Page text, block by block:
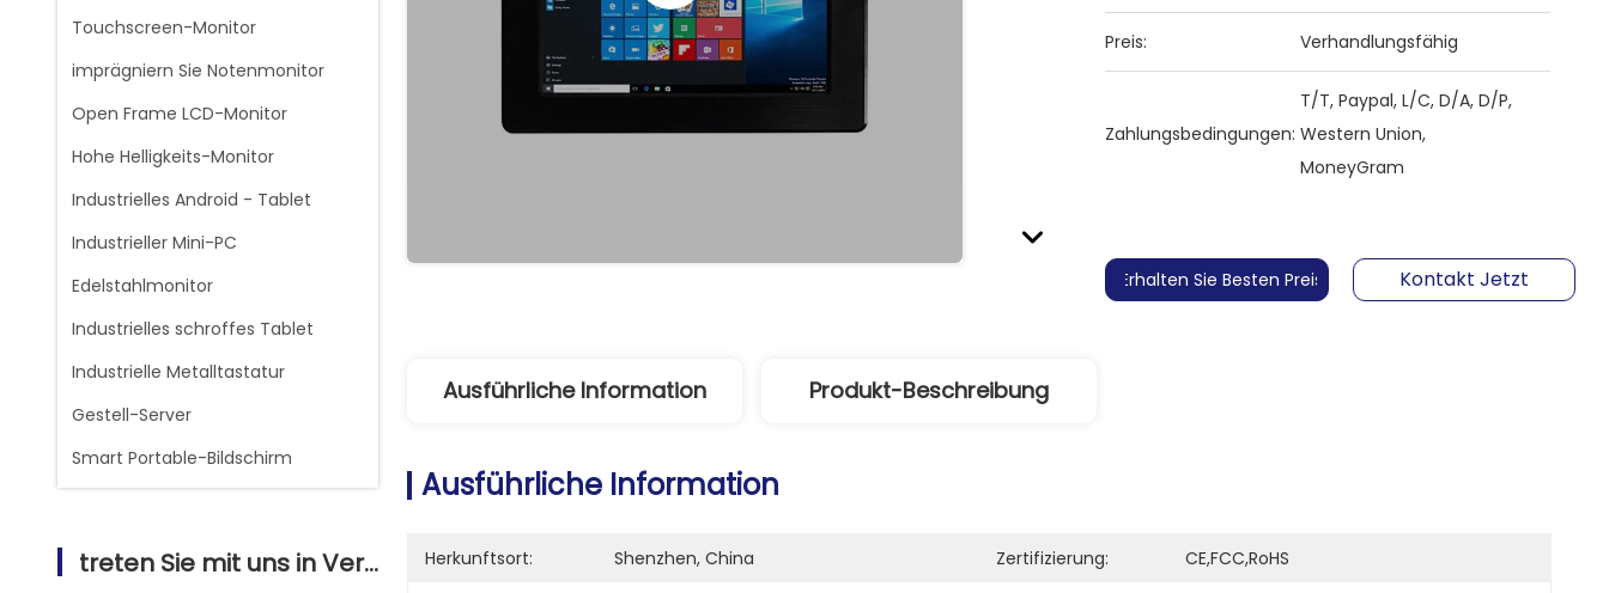
Touchscreen-Monitor
imprägniern Sie Notenmonitor
Open Frame LCD-Monitor
Hohe Helligkeits-Monitor
Industrielles Android - Tablet
Industrieller Mini-PC
Edelstahlmonitor
Industrielles schroffes Tablet
Industrielle Metalltastatur
Gestell-Server
Smart Portable-Bildschirm
treten Sie mit uns in Verbindung
Preis: Verhandlungsfähig
Zahlungsbedingungen:
T/T, Paypal, L/C, D/A, D/P,
Western Union,
MoneyGram
Erhalten Sie Besten Preis Kontakt Jetzt
Ausführliche Information Produkt-Beschreibung
Ausführliche Information
Herkunftsort: Shenzhen, China Zertifizierung:
CE,FCC,RoHS